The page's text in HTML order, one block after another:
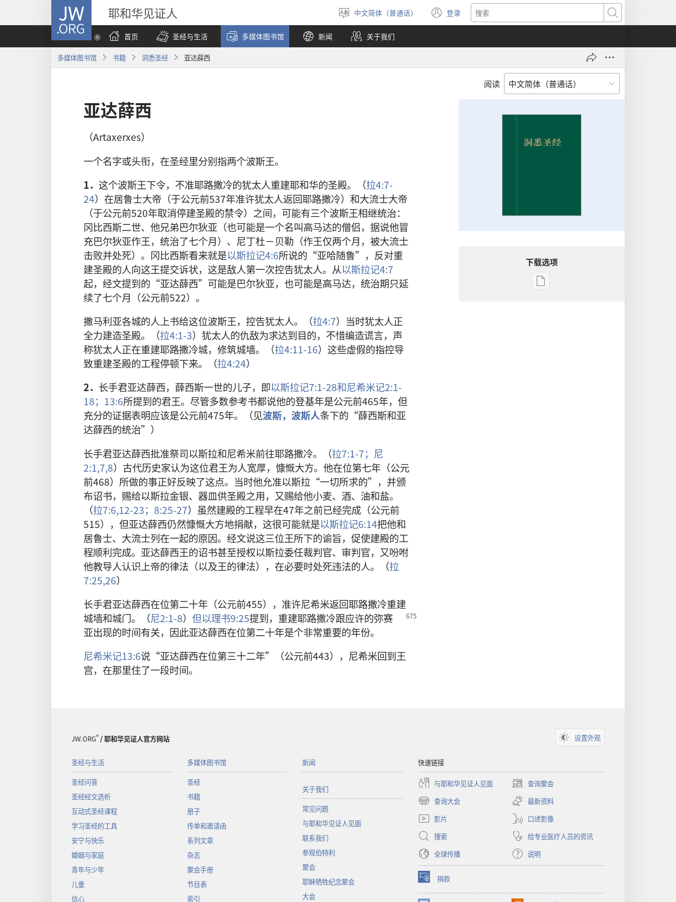
JW.ORG 耶和华见证人
选
择
语
言
中文简体（普通话） 登录
（打
开
窗
搜
索
首页
圣经与生活 多媒体图书馆 新闻 关于我们
多媒体图书馆 书籍 洞悉圣经 亚达薛西
阅读
亚达薛西
（Artaxerxes）
一个名字或头衔，在圣经里分别指两个波斯王。
1． 这个波斯王下令，不准耶路撒冷的犹太人重建耶和华的圣殿。（拉4:7-
24）在居鲁士大帝（于公元前537年准许犹太人返回耶路撒冷）和大流士大帝
（于公元前520年取消停建圣殿的禁令）之间，可能有三个波斯王相继统治：
冈比西斯二世、他兄弟巴尔狄亚（也可能是一个名叫高马达的僧侣，据说他冒
充巴尔狄亚作王，统治了七个月）、尼丁杜－贝勒（作王仅两个月，被大流士
击败并处死）。冈比西斯看来就是以斯拉记4:6所说的“亚哈随鲁”，反对重
建圣殿的人向这王提交诉状，这是敌人第一次控告犹太人。从以斯拉记4:7
起，经文提到的“亚达薛西”可能是巴尔狄亚，也可能是高马达，统治期只延
续了七个月（公元前522）。
撒马利亚各城的人上书给这位波斯王，控告犹太人。（拉4:7）当时犹太人正
全力建造圣殿。（拉4:1-3）犹太人的仇敌为求达到目的，不惜编造谎言，声
称犹太人正在重建耶路撒冷城，修筑城墙。（拉4:11-16）这些虚假的指控导
致重建圣殿的工程停顿下来。（拉4:24）
2． 长手君亚达薛西，薛西斯一世的儿子，即以斯拉记7:1-28和尼希米记2:1-
18； 13:6所提到的君王。尽管多数参考书都说他的登基年是公元前465年，但
充分的证据表明应该是公元前475年。（见波斯，波斯人条下的“薛西斯和亚
达薛西的统治”）
长手君亚达薛西批准祭司以斯拉和尼希米前往耶路撒冷。（拉7:1-7； 尼
2:1,7,8）古代历史家认为这位君王为人宽厚，慷慨大方。他在位第七年（公元
前468）所做的事正好反映了这点。当时他允准以斯拉“一切所求的”，并颁
布诏书，赐给以斯拉金银、器皿供圣殿之用，又赐给他小麦、酒、油和盐。
（拉7:6,12-23； 8:25-27）虽然建殿的工程早在47年之前已经完成（公元前
515），但亚达薛西仍然慷慨大方地捐献，这很可能就是以斯拉记6:14把他和
居鲁士、大流士列在一起的原因。经文说这三位王所下的谕旨，促使建殿的工
程顺利完成。亚达薛西王的诏书甚至授权以斯拉委任裁判官、审判官，又吩咐
他教导人认识上帝的律法（以及王的律法），在必要时处死违法的人。（拉
7:25,26）
长手君亚达薛西在位第二十年（公元前455），准许尼希米返回耶路撒冷重建
城墙和城门。（尼2:1-8） 但以理书9:25提到，重建耶路撒冷跟应许的弥赛
亚出现的时间有关，因此亚达薛西在位第二十年是个非常重要的年份。
尼希米记13:6说“亚达薛西在位第三十二年”（公元前443），尼希米回到王
宫，在那里住了一段时间。
下载选项
出
JW.ORG®/ 耶和华见证人官方网站 设置外观
圣经与生活
圣经问答
圣经经文选析
互动式圣经课程
学习圣经的工具
安宁与快乐
婚姻与家庭
青年与少年
儿童
信心
多媒体图书馆
圣经
书籍
册子
传单和邀请函
系列文章
杂志
聚会手册
节目表
索引
新闻
关于我们
常见问题
与耶和华见证人见面
联系我们
参观伯特利
聚会
耶稣牺牲纪念聚会
大会
快速链接
与耶和华见证人见面 查询聚会
（打
开
新
窗
口）
查询大会
（打
开
新
窗
口）
最新资料
影片
口述影像
搜索
给专业医疗人员的资讯
全球传播
说明
捐款
（打
开